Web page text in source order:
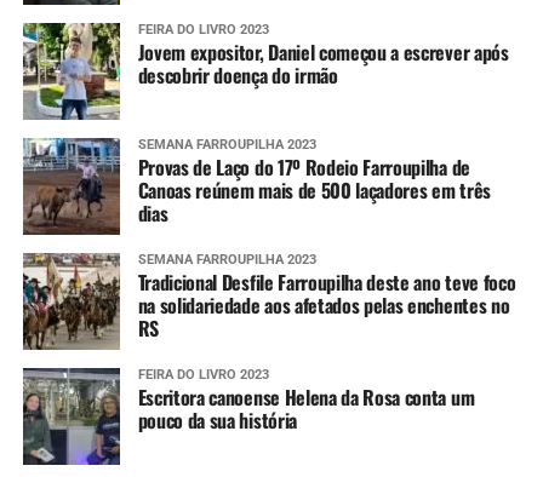
FEIRA DO LIVRO 2023
Jovem expositor, Daniel começou a escrever após
descobrir doença do irmão
SEMANA FARROUPILHA 2023
Provas de Laço do 17º Rodeio Farroupilha de
Canoas reúnem mais de 500 laçadores em três
dias
SEMANA FARROUPILHA 2023
Tradicional Desfile Farroupilha deste ano teve foco
na solidariedade aos afetados pelas enchentes no
RS
FEIRA DO LIVRO 2023
Escritora canoense Helena da Rosa conta um
pouco da sua história